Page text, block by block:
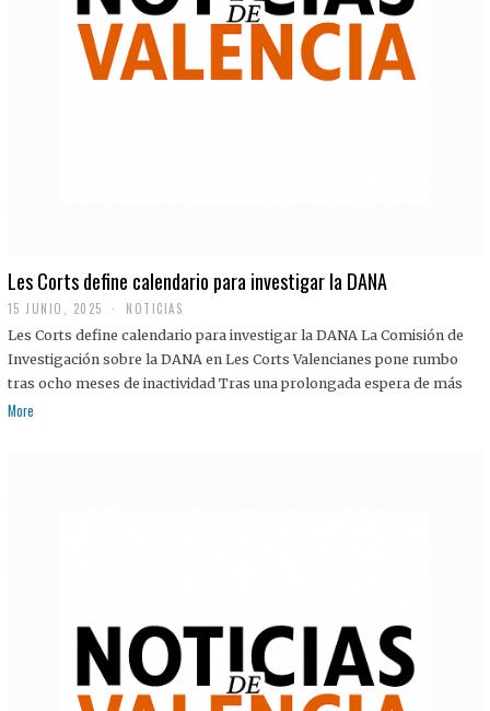
Les Corts define calendario para investigar la DANA
15 JUNIO, 2025 NOTICIAS
Les Corts define calendario para investigar la DANA La Comisión de
Investigación sobre la DANA en Les Corts Valencianes pone rumbo
tras ocho meses de inactividad Tras una prolongada espera de más
More